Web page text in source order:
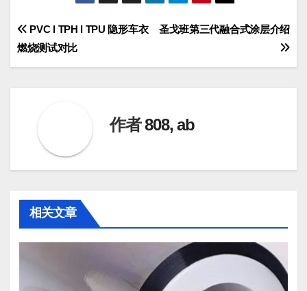
文
章
圣戈班第三代融合式涂层介绍
PVC l TPH l TPU 隐形车衣
燃烧测试对比
作者808, ab
相关文章